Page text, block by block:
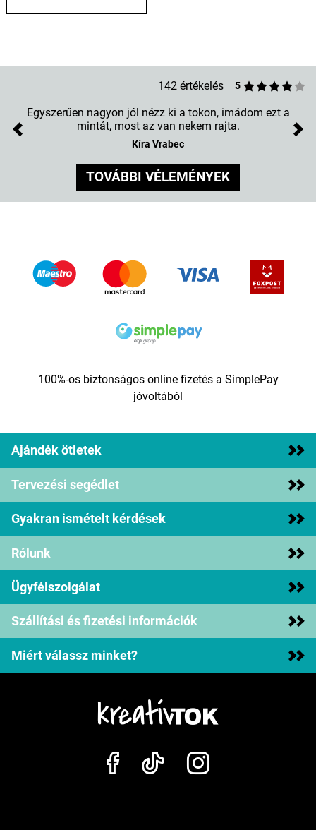
142 értékelés 5
Egyszerűen nagyon jól nézz ki a tokon, imádom ezt a
mintát, most az van nekem rajta.
Kíra Vrabec
Previous
TOVÁBBI VÉLEMÉNYEK
100%-os biztonságos online fizetés a SimplePay
jóvoltából
Ajándék ötletek
Tervezési segédlet
Gyakran ismételt kérdések
Rólunk
Ügyfélszolgálat
Szállítási és fizetési információk
Miért válassz minket?